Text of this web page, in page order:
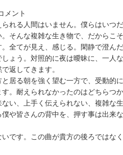
メント
れる人間はいません。僕らはいつ
そんな複雑な生き物で、だからこ
全てが見え、感じる。閑静で澄ん
しょう。対照的に夜は曖昧に、一人
返してきます。
居る朝を強く望む一方で、受動的
。耐えられなかったのはどちらつ
い、上手く伝えられない、複雑な
や皆さんの背中を、押す事は出来
です。この曲が貴方の後ろではな